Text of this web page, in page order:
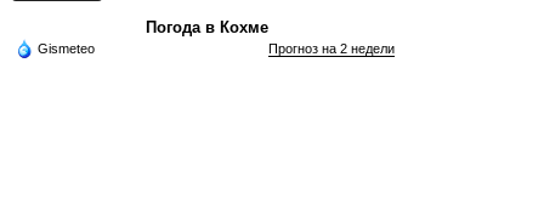
Погода в Кохме
Gismeteo Прогноз на 2 недели